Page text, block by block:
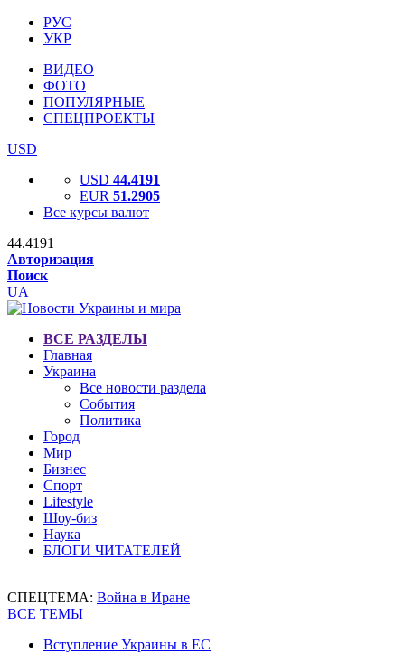
РУС
УКР
ВИДЕО
ФОТО
ПОПУЛЯРНЫЕ
СПЕЦПРОЕКТЫ
USD
USD 44.4191
EUR 51.2905
Все курсы валют
44.4191
Авторизация
Поиск
UA
ВСЕ РАЗДЕЛЫ
Главная
Украина
Все новости раздела
События
Политика
Город
Мир
Бизнес
Спорт
Lifestyle
Шоу-биз
Наука
БЛОГИ ЧИТАТЕЛЕЙ
СПЕЦТЕМА: Война в Иране
ВСЕ ТЕМЫ
Вступление Украины в ЕС